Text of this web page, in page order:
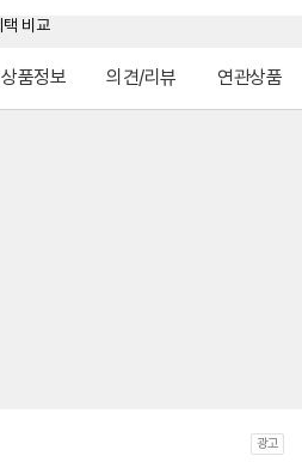
상품정보 의견/리뷰 연관상품
광고